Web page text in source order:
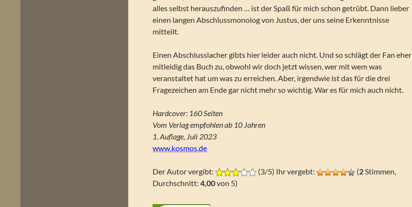
alles selbst herauszufinden … ist der Spaß für mich schon getrübt. Dann lieber
einen langen Abschlussmonolog von Justus, der uns seine Erkenntnisse
mitteilt.
Einen Abschlusslacher gibts hier leider auch nicht. Und so schlägt der Fan eher
mitleidig das Buch zu, obwohl wir doch jetzt wissen, wer mit wem was
veranstaltet hat um was zu erreichen. Aber, irgendwie ist das für die drei
Fragezeichen am Ende gar nicht mehr so wichtig. War es für mich auch nicht.
Hardcover: 160 Seiten
Vom Verlag empfohlen ab 10 Jahren
1. Auflage, Juli 2023
www.kosmos.de
Der Autor vergibt: (3/5) Ihr vergebt: (2Stimmen,
Durchschnitt:4,00von 5)